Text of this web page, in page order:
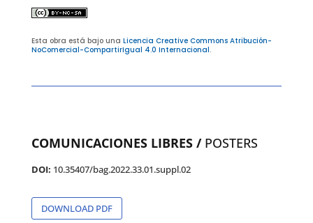
Esta obra está bajo una Licencia Creative Commons Atribución-
NoComercial-CompartirIgual 4.0 Internacional.
COMUNICACIONES LIBRES / POSTERS
DOI: 10.35407/bag.2022.33.01.suppl.02
DOWNLOAD PDF